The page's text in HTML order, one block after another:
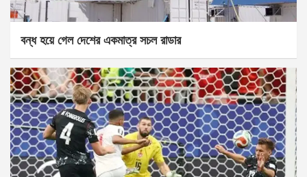
বন্ধ হয়ে গেল দেশের একমাত্র সচল রাডার